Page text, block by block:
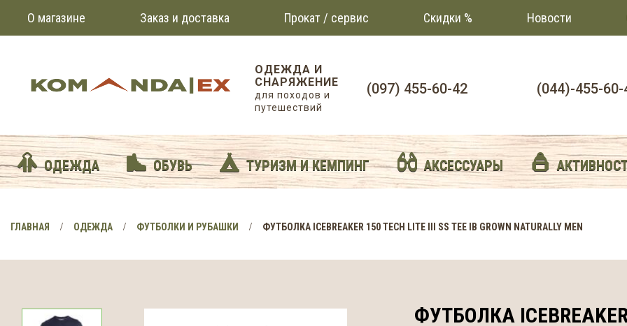
О магазине Заказ и доставка Прокат / сервис Скидки % Новости
ОДЕЖДА И
СНАРЯЖЕНИЕ
для походов и
путешествий
(097) 455-60-42 (044)-455-60-
ОДЕЖДА ОБУВЬ ТУРИЗМ И КЕМПИНГ АКСЕССУАРЫ
ГЛАВНАЯ ОДЕЖДА ФУТБОЛКИ И РУБАШКИ ФУТБОЛКА ICEBREAKER 150 TECH LITE III SS TEE IB GROWN NATURALLY MEN
ФУТБОЛКА